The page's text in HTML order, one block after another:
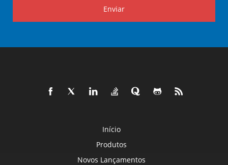
Enviar
Início
Produtos
Novos Lançamentos